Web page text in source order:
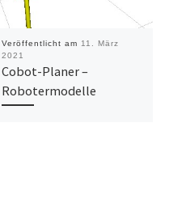
Veröffentlicht am 11. März
2021
Cobot-Planer –
Robotermodelle